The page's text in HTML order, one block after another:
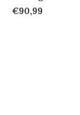
€90,99